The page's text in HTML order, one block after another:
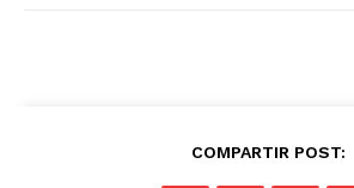
COMPARTIR POST: